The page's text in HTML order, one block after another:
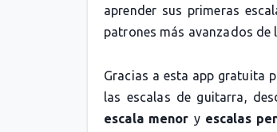
aprender sus primeras
patrones más avanzados de
Gracias a esta app gratuita
las escalas de guitarra,
escala menor y escalas